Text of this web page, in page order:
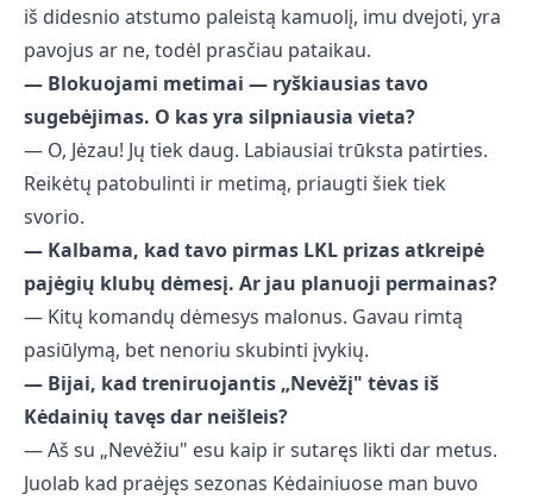
iš didesnio atstumo paleistą kamuolį, imu dvejoti, yra
pavojus ar ne, todėl prasčiau pataikau.
— Blokuojami metimai — ryškiausias tavo
sugebėjimas. O kas yra silpniausia vieta?
— O, Jėzau! Jų tiek daug. Labiausiai trūksta patirties.
Reikėtų patobulinti ir metimą, priaugti šiek tiek
svorio.
— Kalbama, kad tavo pirmas LKL prizas atkreipė
pajėgių klubų dėmesį. Ar jau planuoji permainas?
— Kitų komandų dėmesys malonus. Gavau rimtą
pasiūlymą, bet nenoriu skubinti įvykių.
— Bijai, kad treniruojantis „Nevėžį" tėvas iš
Kėdainių tavęs dar neišleis?
— Aš su „Nevėžiu" esu kaip ir sutaręs likti dar metus.
Juolab kad praėjęs sezonas Kėdainiuose man buvo